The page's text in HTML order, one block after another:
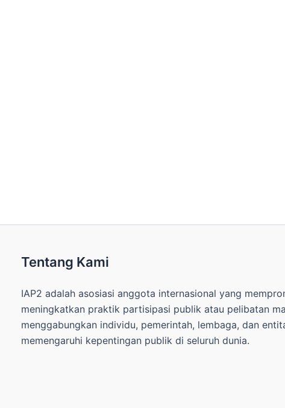
Tentang Kami
IAP2 adalah asosiasi anggota internasional yang
meningkatkan praktik partisipasi publik atau pelibatan
menggabungkan individu, pemerintah, lembaga, dan
memengaruhi kepentingan publik di seluruh dunia.